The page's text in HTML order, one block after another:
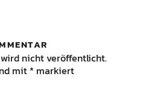
nicht veröffentlicht.
mit * markiert